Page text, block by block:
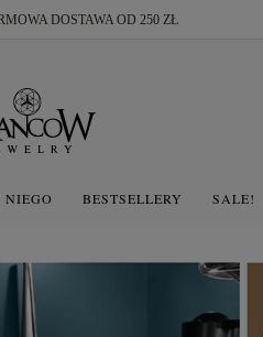
DOSTAWA OD 250 ZŁ
BESTSELLERY SALE!